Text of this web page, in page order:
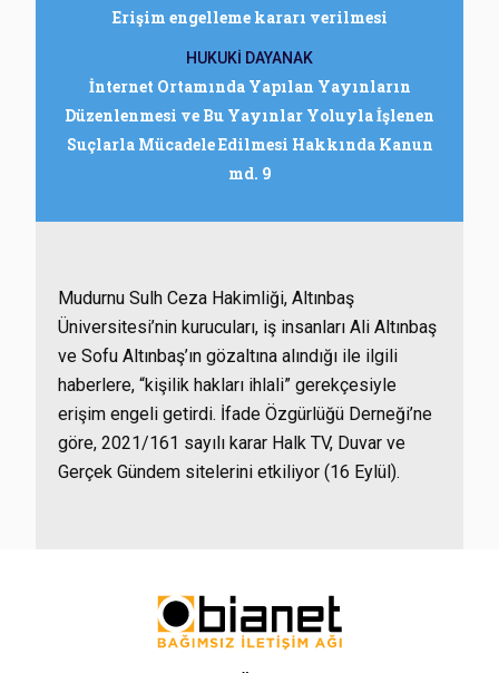
Erişim engelleme kararı verilmesi
HUKUKİ DAYANAK
İnternet Ortamında Yapılan Yayınların
Düzenlenmesi ve Bu Yayınlar Yoluyla İşlenen
Suçlarla Mücadele Edilmesi Hakkında Kanun
md. 9
Mudurnu Sulh Ceza Hakimliği, Altınbaş
Üniversitesi’nin kurucuları, iş insanları Ali Altınbaş
ve Sofu Altınbaş’ın gözaltına alındığı ile ilgili
haberlere, “kişilik hakları ihlali” gerekçesiyle
erişim engeli getirdi. İfade Özgürlüğü Derneği’ne
göre, 2021/161 sayılı karar Halk TV, Duvar ve
Gerçek Gündem sitelerini etkiliyor (16 Eylül).